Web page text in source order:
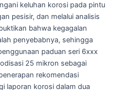
keluhan korosi pada pintu
pesisir, dan melalui analisis
bahwa kegagalan
penyebabnya, sehingga
paduan seri 6xxx
25 mikron sebagai
rekomendasi
laporan korosi dalam dua